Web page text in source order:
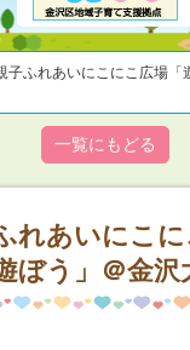
子ふれあいにこにこ広場「
一覧にもどる
れあいにこ
ぼう」＠金沢